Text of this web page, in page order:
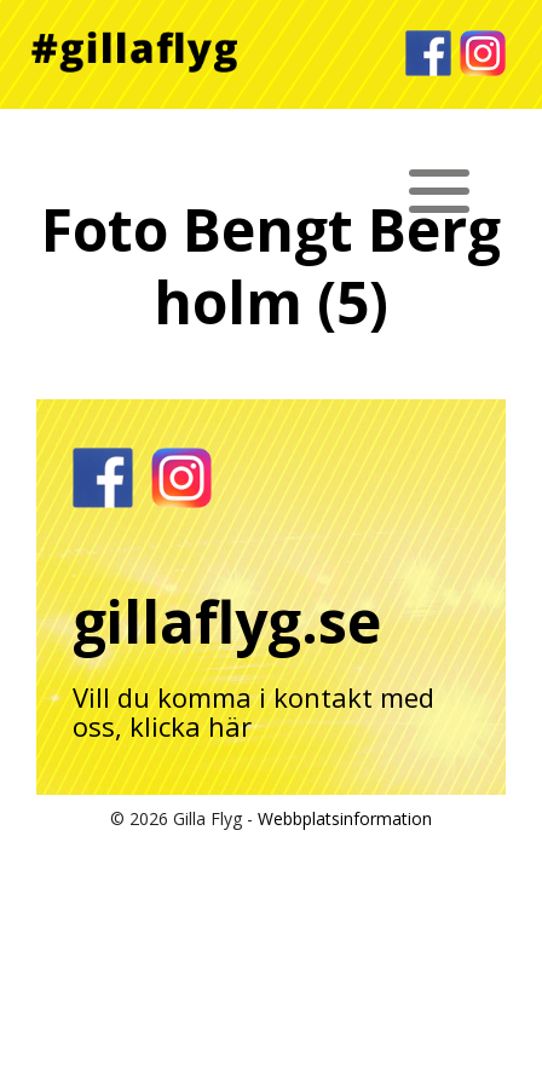
Foto Bengt Berg
holm (5)
gillaflyg.se
Vill du komma i kontakt med
oss, klicka här
© 2026 Gilla Flyg - Webbplatsinformation